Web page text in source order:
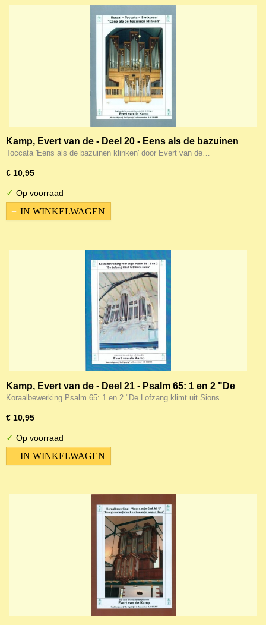
Kamp, Evert van de - Deel 20 - Eens als de bazuinen
klinken (Noten)
Toccata 'Eens als de bazuinen klinken' door Evert van de…
€ 10,95
✓ Op voorraad
IN WINKELWAGEN
Kamp, Evert van de - Deel 21 - Psalm 65: 1 en 2 "De
Lofzang klimt uit Sions zalen"
Koraalbewerking Psalm 65: 1 en 2 "De Lofzang klimt uit Sions…
€ 10,95
✓ Op voorraad
IN WINKELWAGEN